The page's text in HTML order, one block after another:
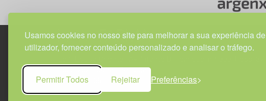
Usamos cookies no nosso site para melhorar a sua experiência de
utilizador, fornecer conteúdo personalizado e analisar o tráfego.
Permitir Todos Rejeitar Preferências
1800-282 Lisboa | Portugal
21 850 40 65